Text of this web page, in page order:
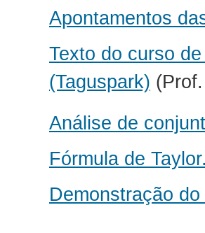
Apontamentos
Texto do curso
(Taguspark)
Análise de
Fórmula de
Demonstração